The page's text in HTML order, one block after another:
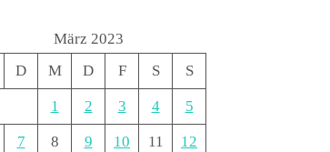
März 2023
D M D F S S
1 2 3 4 5
7 8 9 10 11 12